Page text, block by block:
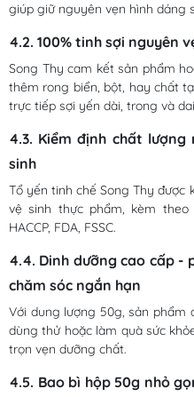
giúp giữ nguyên vẹn hình dáng
4.2. 100% tinh sợi nguyên
Song Thy cam kết sản phẩm
thêm rong biển, bột, hay chất
trực tiếp sợi yến dài, trong và
4.3. Kiểm định chất
sinh
Tổ yến tinh chế Song Thy được
vệ sinh thực phẩm, kèm
HACCP, FDA, FSSC.
4.4. Dinh dưỡng cao cấp -
chăm sóc ngắn hạn
Với dung lượng 50g, sản phẩm
dùng thử hoặc làm quà sức
trọn vẹn dưỡng chất.
4.5. Bao bì hộp 50g nhỏ